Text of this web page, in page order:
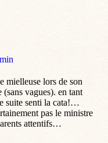
mielleuse lors de son
vagues). en tant
suite senti la cata!…
pas le ministre
attentifs…